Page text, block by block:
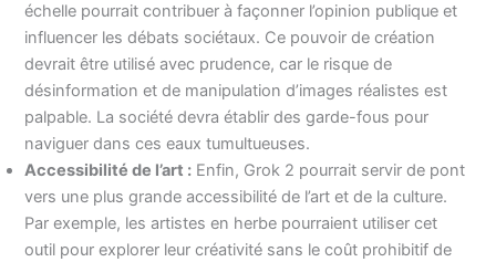
échelle pourrait contribuer à façonner l’opinion publique et
influencer les débats sociétaux. Ce pouvoir de création
devrait être utilisé avec prudence, car le risque de
désinformation et de manipulation d’images réalistes est
palpable. La société devra établir des garde-fous pour
naviguer dans ces eaux tumultueuses.
Accessibilité de l’art : Enfin, Grok 2 pourrait servir de pont
vers une plus grande accessibilité de l’art et de la culture.
Par exemple, les artistes en herbe pourraient utiliser cet
outil pour explorer leur créativité sans le coût prohibitif de